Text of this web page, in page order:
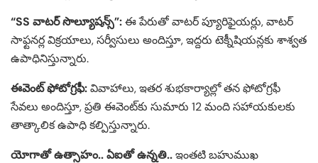
“SS వాటర్ సొల్యూషన్స్”:ఈ పేరుతో వాటర్ ప్యూరిఫైయర్లు, వాటర్
సాఫ్టనర్ల విక్రయాలు, సర్వీసులు అందిస్తూ, ఇద్దరు టెక్నీషియన్లకు శాశ్వత
ఉపాధినిస్తున్నారు.
ఈవెంట్ ఫోటోగ్రఫీ:వివాహాలు, ఇతర శుభకార్యాల్లో తన ఫోటోగ్రఫీ
సేవలు అందిస్తూ, ప్రతి ఈవెంట్‌కు సుమారు 12 మంది సహాయకులకు
తాత్కాలిక ఉపాధి కల్పిస్తున్నారు.
యోగాతో ఉత్సాహం.. ఏఐతో ఉన్నతి..ఇంతటి బహుముఖ